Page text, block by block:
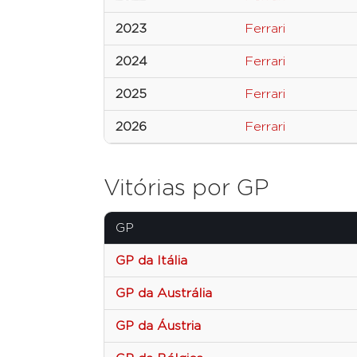
2023 Ferrari
2024 Ferrari
2025 Ferrari
2026 Ferrari
Vitórias por GP
GP
GP da Itália
GP da Austrália
GP da Áustria